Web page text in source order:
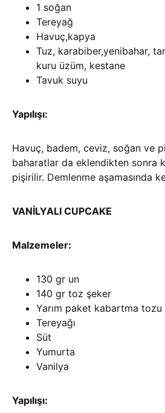
1 soğan
Tereyağ
Havuç,kapya
Tuz, karabiber,yenibahar,
kuru üzüm, kestane
Tavuk suyu
Yapılışı:
Havuç, badem, ceviz, soğan ve
baharatlar da eklendikten sonra
pişirilir. Demlenme aşamasında
VANİLYALI CUPCAKE
Malzemeler:
130 gr un
140 gr toz şeker
Yarım paket kabartma tozu
Tereyağı
Süt
Yumurta
Vanilya
Yapılışı: